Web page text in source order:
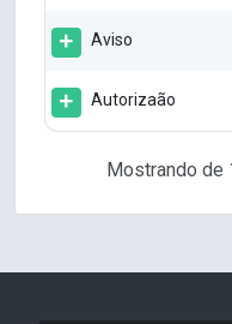
Aviso
Autorizaão
Mostrando de